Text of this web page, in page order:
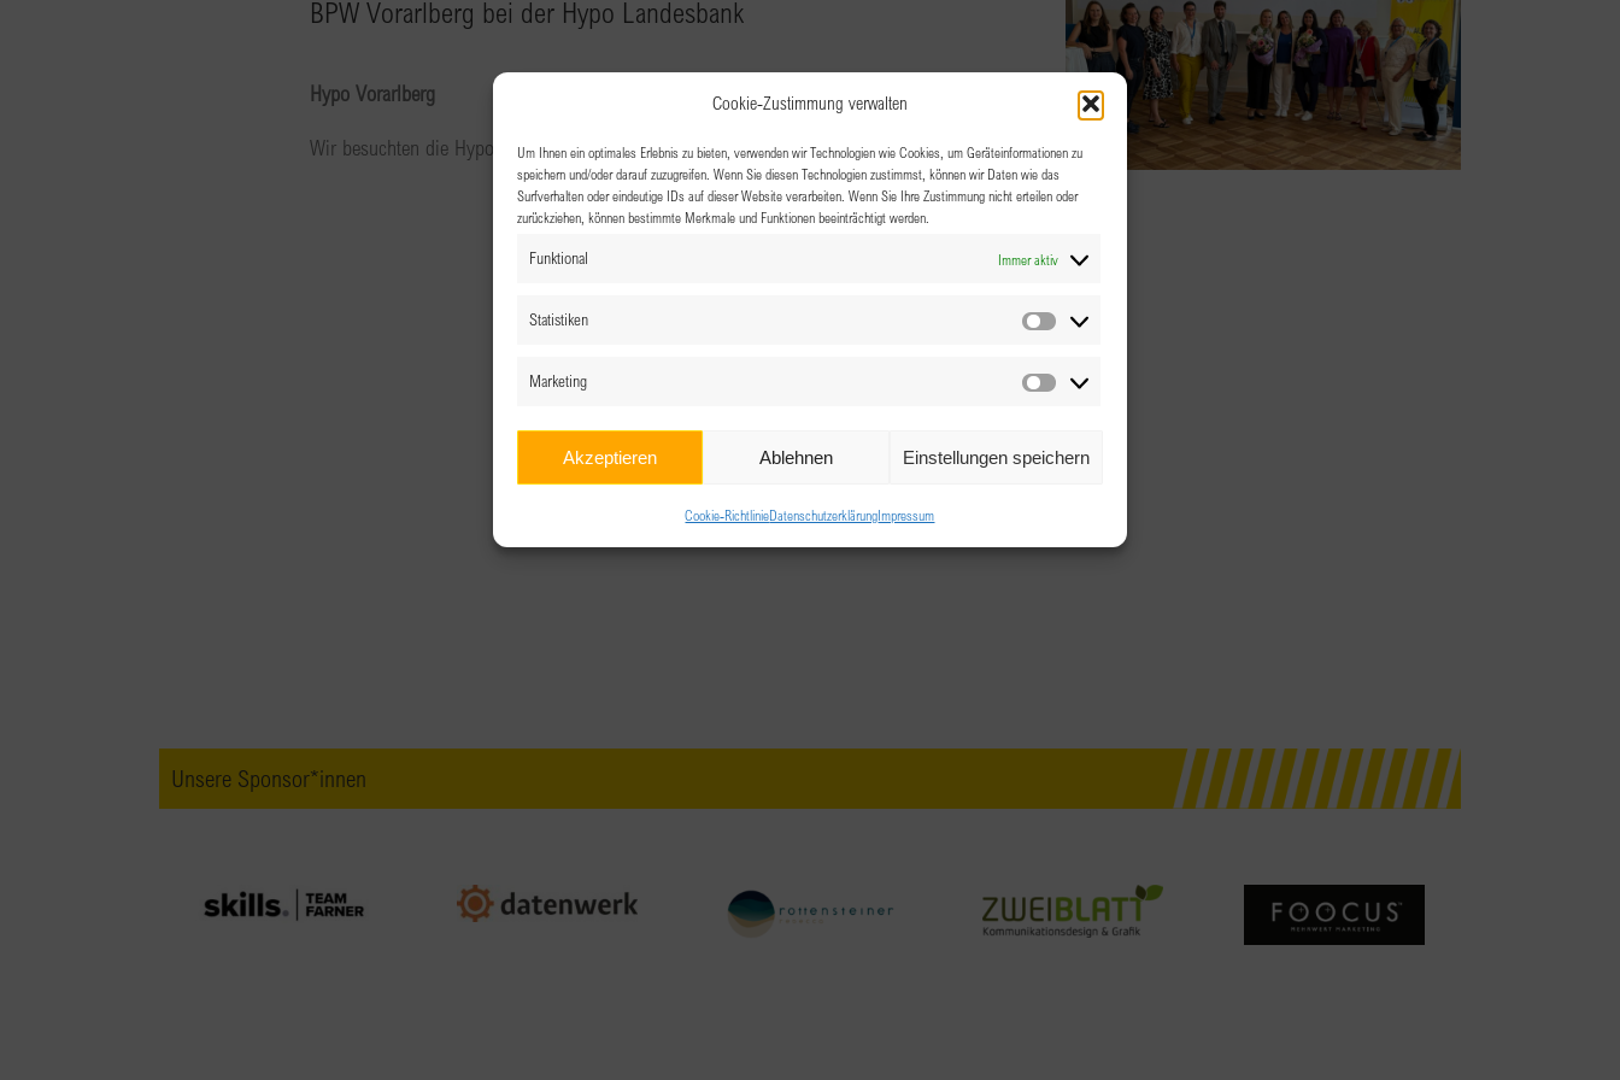
Cookie-Zustimmung verwalten
Um Ihnen ein optimales Erlebnis zu bieten, verwenden wir Technologien wie Cookies, um Geräteinformationen zu
speichern und/oder darauf zuzugreifen. Wenn Sie diesen Technologien zustimmst, können wir Daten wie das
Surfverhalten oder eindeutige IDs auf dieser Website verarbeiten. Wenn Sie Ihre Zustimmung nicht erteilen oder
zurückziehen, können bestimmte Merkmale und Funktionen beeinträchtigt werden.
Funktional Immer aktiv
Statistiken
Statistiken
Marketing
Marketing
Akzeptieren Ablehnen Einstellungen speichern
Cookie-RichtlinieDatenschutzerklärungImpressum
BPW Vorarlberg bei der Hypo Landesbank
Hypo Vorarlberg
Wir besuchten die Hypo Vorarlberg.
Unsere Sponsor*innen